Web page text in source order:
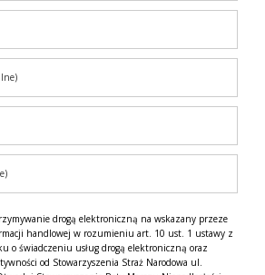
drogą elektroniczną na wskazany przeze
handlowej w rozumieniu art. 10 ust. 1 ustawy z
o świadczeniu usług drogą elektroniczną oraz
od Stowarzyszenia Straż Narodowa ul.